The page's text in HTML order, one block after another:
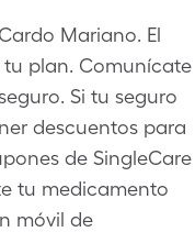
Mariano. El
plan. Comunícate
Si tu seguro
descuentos para
de SingleCare
tu medicamento
móvil de